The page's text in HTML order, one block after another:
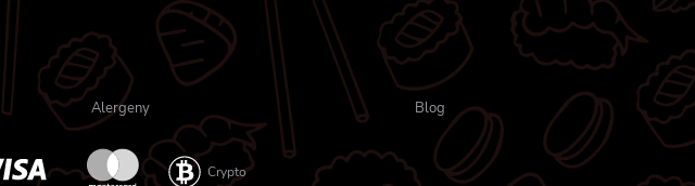
Alergeny Blog
Crypto